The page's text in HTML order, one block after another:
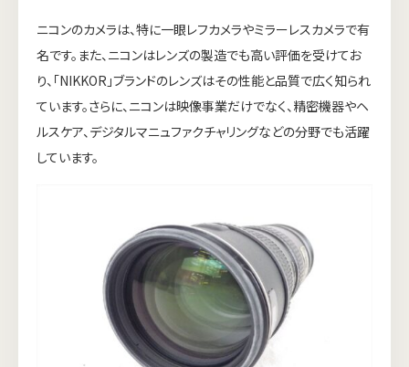
ニコンのカメラは、特に一眼レフカメラやミラーレスカメラで有
名です。また、ニコンはレンズの製造でも高い評価を受けてお
り、「NIKKOR」ブランドのレンズはその性能と品質で広く知られ
ています。さらに、ニコンは映像事業だけでなく、精密機器やヘ
ルスケア、デジタルマニュファクチャリングなどの分野でも活躍
しています。